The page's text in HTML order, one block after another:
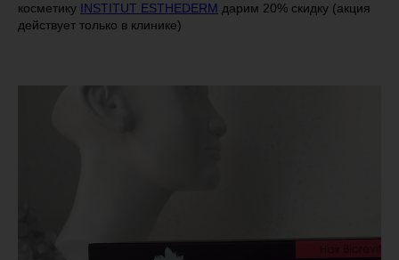
косметику INSTITUT ESTHEDERM дарим 20% скидку (акция
действует только в клинике)